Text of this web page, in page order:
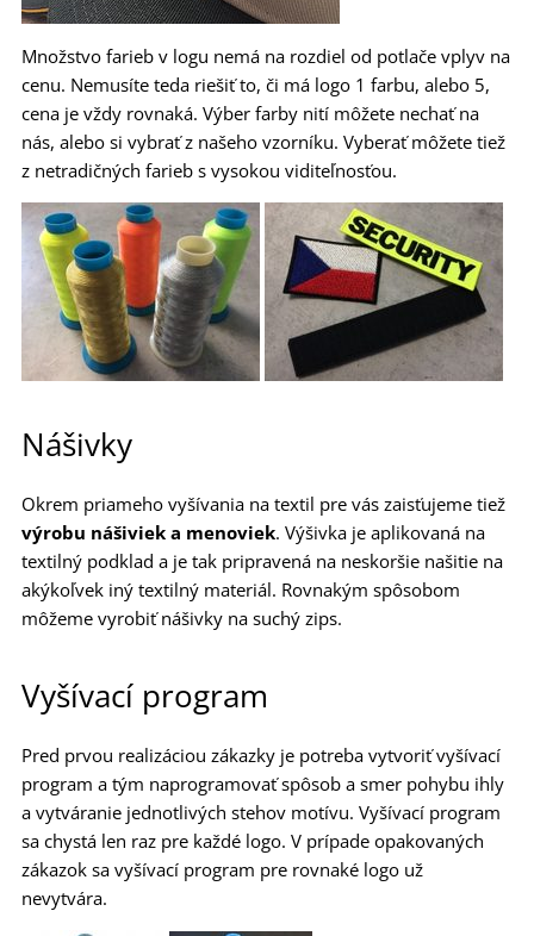
Množstvo farieb v logu nemá na rozdiel od potlače vplyv na
cenu. Nemusíte teda riešiť to, či má logo 1 farbu, alebo 5,
cena je vždy rovnaká. Výber farby nití môžete nechať na
nás, alebo si vybrať z našeho vzorníku. Vyberať môžete tiež
z netradičných farieb s vysokou viditeľnosťou.
Nášivky
Okrem priameho vyšívania na textil pre vás zaisťujeme tiež
výrobu nášiviek a menoviek. Výšivka je aplikovaná na
textilný podklad a je tak pripravená na neskoršie našitie na
akýkoľvek iný textilný materiál. Rovnakým spôsobom
môžeme vyrobiť nášivky na suchý zips.
Vyšívací program
Pred prvou realizáciou zákazky je potreba vytvoriť vyšívací
program a tým naprogramovať spôsob a smer pohybu ihly
a vytváranie jednotlivých stehov motívu. Vyšívací program
sa chystá len raz pre každé logo. V prípade opakovaných
zákazok sa vyšívací program pre rovnaké logo už
nevytvára.